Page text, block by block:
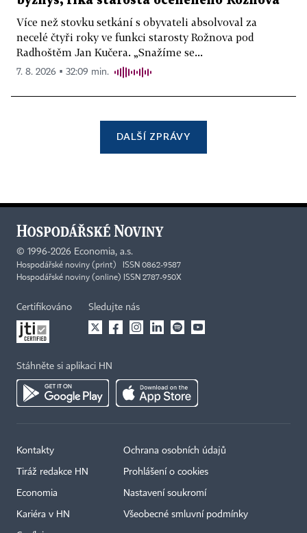
Více než stovku setkání s obyvateli absolvoval za
necelé čtyři roky ve funkci starosty Rožnova pod
Radhoštěm Jan Kučera. „Snažíme se...
7. 8. 2026 ▪ 32:09 min.
DALŠÍ ZPRÁVY
© 1996-2026 Economia, a.s.
Hospodářské noviny (print) ISSN 0862-9587
Hospodářské noviny (online) ISSN 2787-950X
Certifikováno Sledujte nás
Stáhněte si aplikaci HN
Kontakty
Tiráž redakce HN
Economia
Kariéra v HN
Ochrana osobních údajů
Prohlášení o cookies
Nastavení soukromí
Všeobecné smluvní podmínky